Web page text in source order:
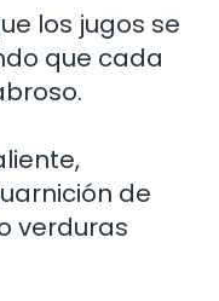
los jugos se
que cada
de
verduras